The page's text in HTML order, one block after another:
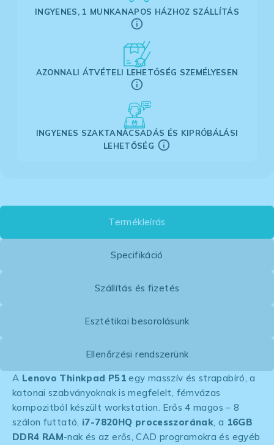
INGYENES, 1 MUNKANAPOS HÁZHOZ SZÁLLÍTÁS
AZONNALI ÁTVÉTELI LEHETŐSÉG SZEMÉLYESEN
INGYENES SZAKTANÁCSADÁS ÉS KIPRÓBÁLÁSI
LEHETŐSÉG
Termékleírás
Specifikáció
Szállítás és fizetés
Esztétikai besorolásunk
Ellenőrzési rendszerünk
A Lenovo Thinkpad P51egy masszív és strapabíró, a
katonai szabványoknak is megfelelt, fémvázas
kompozitból készült workstation. Erős 4 magos – 8
szálon futtató, i7-7820HQ processzorának, a 16GB
DDR4 RAM-nak és az erős, CAD programokra és egyéb